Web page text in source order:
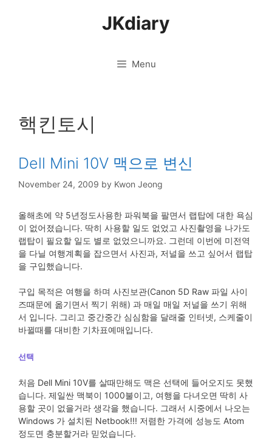
JKdiary
Menu
핵킨토시
Dell Mini 10V 맥으로 변신
November 24, 2009 by Kwon Jeong
올해초에 약 5년정도사용한 파워북을 팔면서 랩탑에 대한 욕심
이 없어졌습니다. 딱히 사용할 일도 없었고 사진촬영을 나가도
랩탑이 필요할 일도 별로 없었으니까요. 그런데 이번에 미전역
을 다닐 여행계획을 잡으면서 사진과, 저널을 쓰고 싶어서 랩탑
을 구입했습니다.
구입 목적은 여행을 하며 사진보관(Canon 5D Raw 파일 사이
즈때문에 옮기면서 찍기 위해) 과 매일 매일 저널을 쓰기 위해
서 입니다. 그리고 중간중간 심심함을 달래줄 인터넷, 스케줄이
바뀔때를 대비한 기차표예매입니다.
선택
처음 Dell Mini 10V를 살때만해도 맥은 선택에 들어오지도 못했
습니다. 제일싼 맥북이 1000불이고, 여행을 다녀오면 딱히 사
용할 곳이 없을거라 생각을 했습니다. 그래서 시중에서 나오는
Windows 가 설치된 Netbook!!! 저렴한 가격에 성능도 Atom
정도면 충분할거라 믿었습니다.